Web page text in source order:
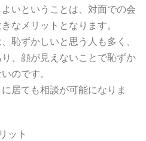
いということは、対面での会
なメリットとなります。
恥ずかしいと思う人も多く、
、顔が見えないことで恥ずか
のです。
居ても相談が可能になりま
ット